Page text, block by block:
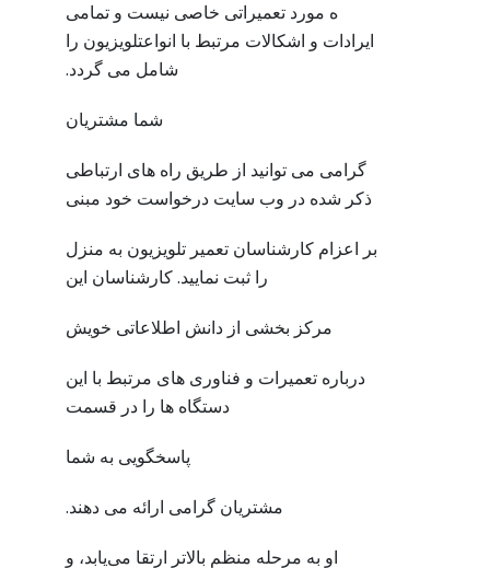
ه مورد تعمیراتی خاصی نیست و تمامی
ایرادات و اشکالات مرتبط با انواعتلویزیون را
شامل می گردد.
شما مشتریان
گرامی می توانید از طریق راه های ارتباطی
ذکر شده در وب سایت درخواست خود مبنی
بر اعزام کارشناسان تعمیر تلویزیون به منزل
را ثبت نمایید. کارشناسان این
مرکز بخشی از دانش اطلاعاتی خویش
درباره تعمیرات و فناوری های مرتبط با این
دستگاه ها را در قسمت
پاسخگویی به شما
مشتریان گرامی ارائه می دهند.
او به مرحله منظم بالاتر ارتقا می‌یابد، و